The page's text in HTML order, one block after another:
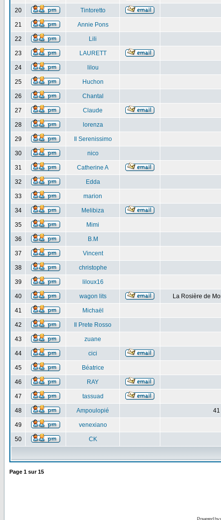
20 Tintoretto
21 Annie Pons
22 Lili
23 LAURETT
24 lilou
25 Huchon
26 Chantal
27 Claude
28 lorenza
29 Il Serenissimo
30 nico
31 Catherine A
32 Edda
33 marion
34 Melibiza
35 Mimi
36 B.M
37 Vincent
38 christophe
39 liloux16
40 wagon lits La Rosière de
41 Michaël
42 Il Prete Rosso
43 zuane
44 cici
45 Béatrice
46 RAY
47 tassuad
48 Ampoulopié 41
49 venexiano
50 CK
Page 1 sur15
Powered by